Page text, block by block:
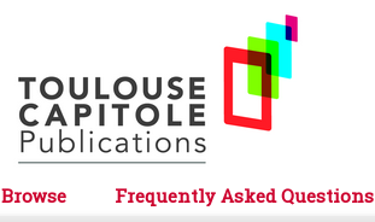
Browse
Frequently Asked Questions